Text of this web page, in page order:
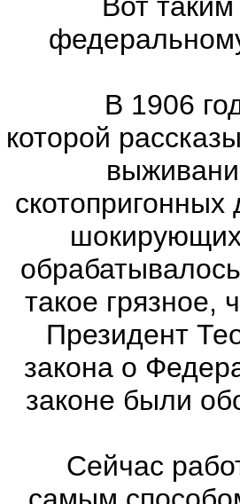
В 1906
которой
такое грязное,
Президент
закона о
законе были
Сейчас